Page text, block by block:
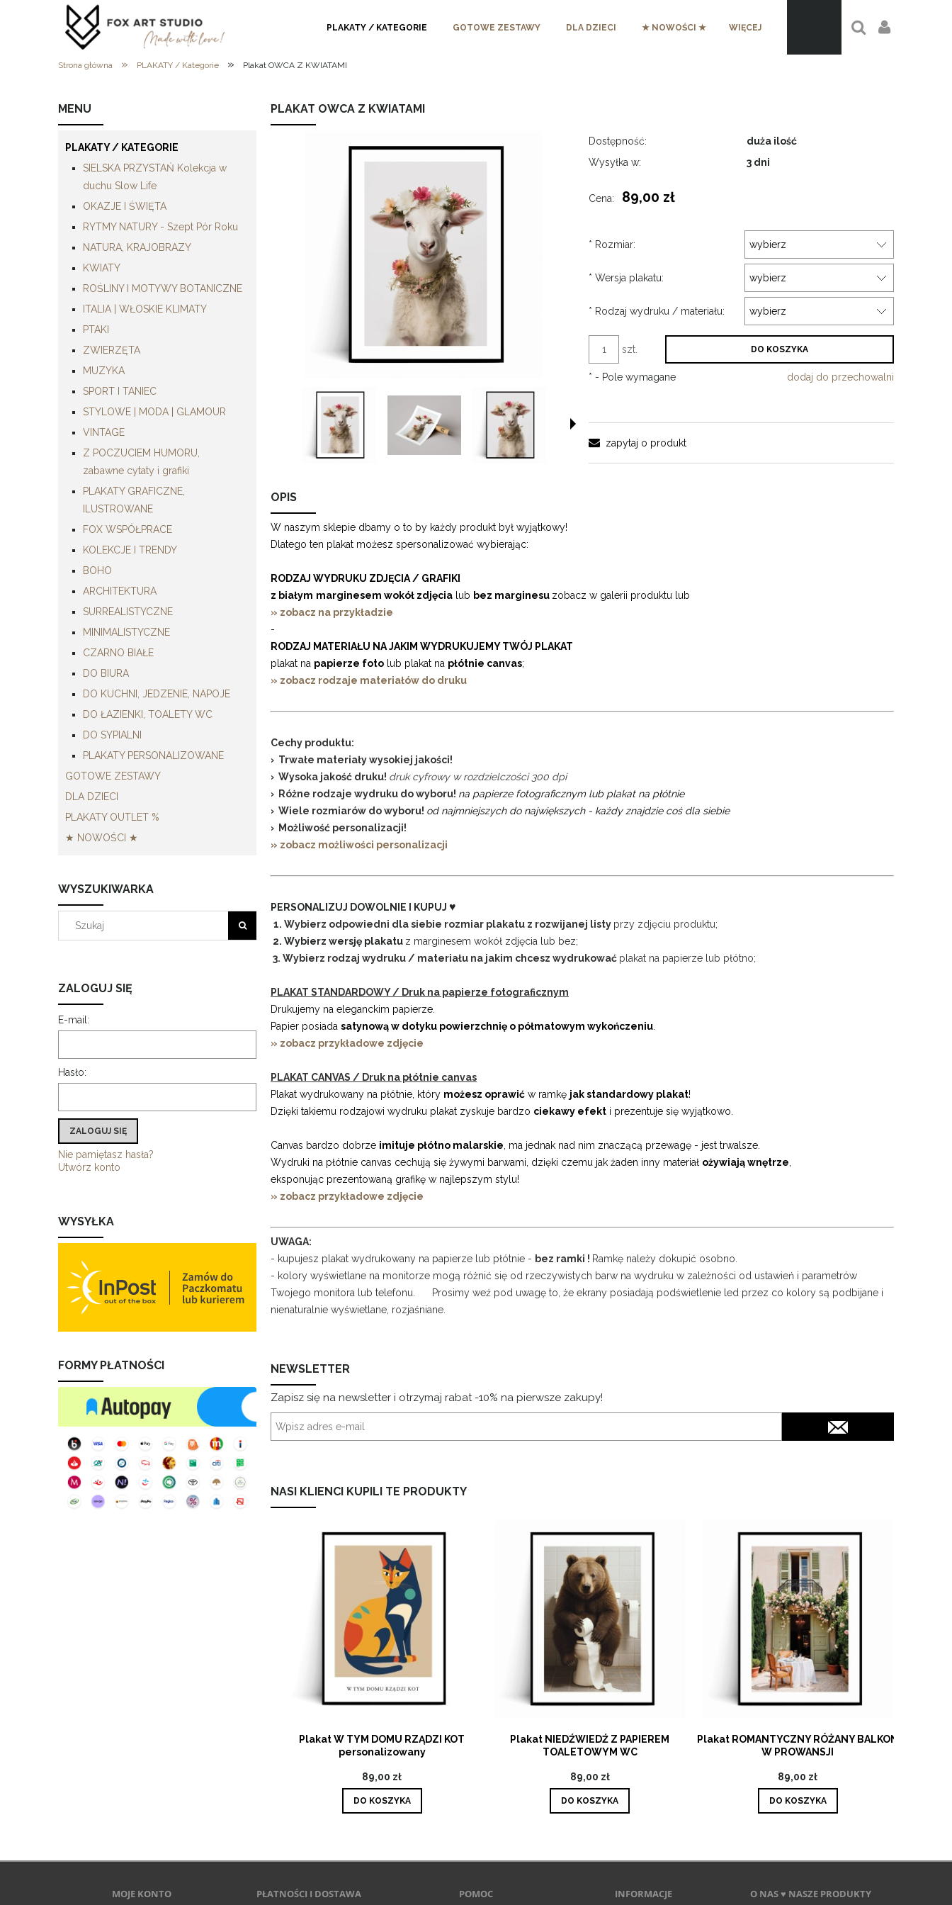
PLAKATY / KATEGORIE GOTOWE ZESTAWY DLA DZIECI ★ NOWOŚCI ★ WIĘCEJ
Strona główna » PLAKATY / Kategorie » Plakat OWCA Z KWIATAMI
MENU
PLAKATY / KATEGORIE
SIELSKA PRZYSTAŃ Kolekcja w
duchu Slow Life
OKAZJE I ŚWIĘTA
RYTMY NATURY - Szept Pór Roku
NATURA, KRAJOBRAZY
KWIATY
ROŚLINY I MOTYWY BOTANICZNE
ITALIA | WŁOSKIE KLIMATY
PTAKI
ZWIERZĘTA
MUZYKA
SPORT I TANIEC
STYLOWE | MODA | GLAMOUR
VINTAGE
Z POCZUCIEM HUMORU,
zabawne cytaty i grafiki
PLAKATY GRAFICZNE,
ILUSTROWANE
FOX WSPÓŁPRACE
KOLEKCJE I TRENDY
BOHO
ARCHITEKTURA
SURREALISTYCZNE
MINIMALISTYCZNE
CZARNO BIAŁE
DO BIURA
DO KUCHNI, JEDZENIE, NAPOJE
DO ŁAZIENKI, TOALETY WC
DO SYPIALNI
PLAKATY PERSONALIZOWANE
GOTOWE ZESTAWY
DLA DZIECI
PLAKATY OUTLET %
★ NOWOŚCI ★
WYSZUKIWARKA
ZALOGUJ SIĘ
E-mail:
Hasło:
ZALOGUJ SIĘ
Nie pamiętasz hasła?
Utwórz konto
WYSYŁKA
FORMY PŁATNOŚCI
PLAKAT OWCA Z KWIATAMI
Dostępność:
duża ilość
Wysyłka w:
3 dni
Cena: 89,00 zł
* Rozmiar:
* Wersja plakatu:
* Rodzaj wydruku / materiału:
szt. DO KOSZYKA
dodaj do przechowalni
* - Pole wymagane
zapytaj o produkt
OPIS
W naszym sklepie dbamy o to by każdy produkt był wyjątkowy!
Dlatego ten plakat możesz spersonalizować wybierając:
RODZAJ WYDRUKU ZDJĘCIA / GRAFIKI
z białym marginesem wokół zdjęcia lub bez marginesu zobacz w galerii produktu lub
» zobacz na przykładzie
-
RODZAJ MATERIAŁU NA JAKIM WYDRUKUJEMY TWÓJ PLAKAT
plakat na papierze foto lub plakat na płótnie canvas;
» zobacz rodzaje materiałów do druku
Cechy produktu:
› Trwałe materiały wysokiej jakości!
› Wysoka jakość druku! druk cyfrowy w rozdzielczości 300 dpi
› Różne rodzaje wydruku do wyboru! na papierze fotograficznym lub plakat na płótnie
› Wiele rozmiarów do wyboru! od najmniejszych do największych - każdy znajdzie coś dla siebie
› Możliwość personalizacji!
» zobacz możliwości personalizacji
PERSONALIZUJ DOWOLNIE I KUPUJ ♥
1. Wybierz odpowiedni dla siebie rozmiar plakatu z rozwijanej listy przy zdjęciu produktu;
2. Wybierz wersję plakatu z marginesem wokół zdjęcia lub bez;
3. Wybierz rodzaj wydruku / materiału na jakim chcesz wydrukować plakat na papierze lub płótno;
PLAKAT STANDARDOWY / Druk na papierze fotograficznym
Drukujemy na eleganckim papierze.
Papier posiada satynową w dotyku powierzchnię o półmatowym wykończeniu
» zobacz przykładowe zdjęcie
PLAKAT CANVAS / Druk na płótnie canvas
Plakat wydrukowany na płótnie, który możesz oprawić w ramkę jak standardowy plakat!
Dzięki takiemu rodzajowi wydruku plakat zyskuje bardzo ciekawy efekt i prezentuje się wyjątkowo.
Canvas bardzo dobrze imituje płótno malarskie , ma jednak nad nim znaczącą przewagę - jest trwalsze.
Wydruki na płótnie canvas cechują się żywymi barwami, dzięki czemu jak żaden inny materiał ożywiają wnętrze
eksponując prezentowaną grafikę w najlepszym stylu!
» zobacz przykładowe zdjęcie
UWAGA:
- kupujesz plakat wydrukowany na papierze lub płótnie - bez ramki ! Ramkę należy dokupić osobno.
- kolory wyświetlane na monitorze mogą różnić się od rzeczywistych barw na wydruku w zależności od ustawień i parametrów
Twojego monitora lub telefonu. Prosimy weź pod uwagę to, że ekrany posiadają podświetlenie led przez co kolory są podbijane i
nienaturalnie wyświetlane, rozjaśniane.
NEWSLETTER
Zapisz się na newsletter i otrzymaj rabat -10% na pierwsze zakupy!
NASI KLIENCI KUPILI TE PRODUKTY
Plakat W TYM DOMU RZĄDZI KOT
personalizowany
89,00 zł
DO KOSZYKA
Plakat NIEDŹWIEDŹ Z PAPIEREM
TOALETOWYM WC
89,00 zł
DO KOSZYKA
Plakat ROMANTYCZNY RÓŻANY BALKON
W PROWANSJI
89,00 zł
DO KOSZYKA
MOJE KONTO PŁATNOŚCI I DOSTAWA POMOC INFORMACJE O NAS ♥ NASZE PRODUKTY